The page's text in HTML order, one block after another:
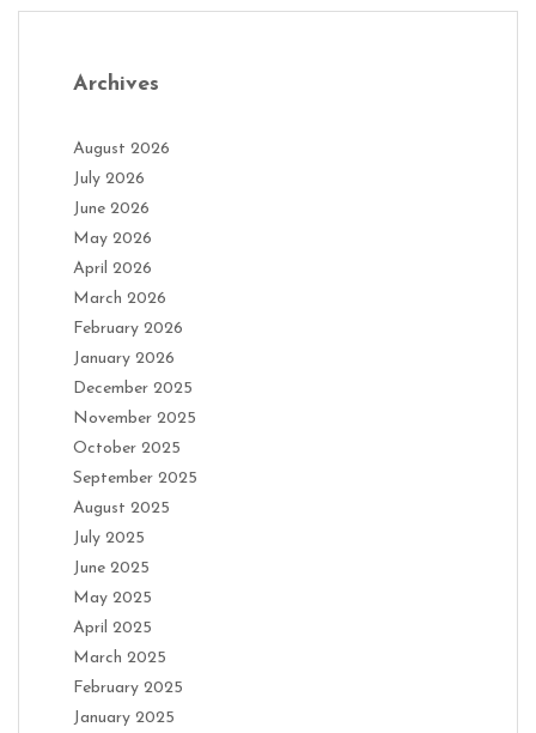
Archives
August 2026
July 2026
June 2026
May 2026
April 2026
March 2026
February 2026
January 2026
December 2025
November 2025
October 2025
September 2025
August 2025
July 2025
June 2025
May 2025
April 2025
March 2025
February 2025
January 2025